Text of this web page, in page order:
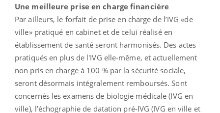
Une meilleure prise en charge financière
Par ailleurs, le forfait de prise en charge de l’IVG «de
ville» pratiqué en cabinet et de celui réalisé en
établissement de santé seront harmonisés. Des actes
pratiqués en plus de l'IVG elle-même, et actuellement
non pris en charge à 100 % par la sécurité sociale,
seront désormais intégralement remboursés. Sont
concernés les examens de biologie médicale (IVG en
ville), l’échographie de datation pré-IVG (IVG en ville et